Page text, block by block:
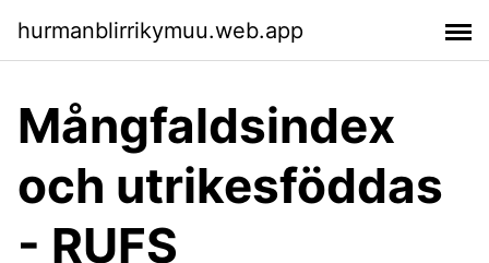
hurmanblirrikymuu.web.app
Mångfaldsindex
och utrikesföddas
- RUFS